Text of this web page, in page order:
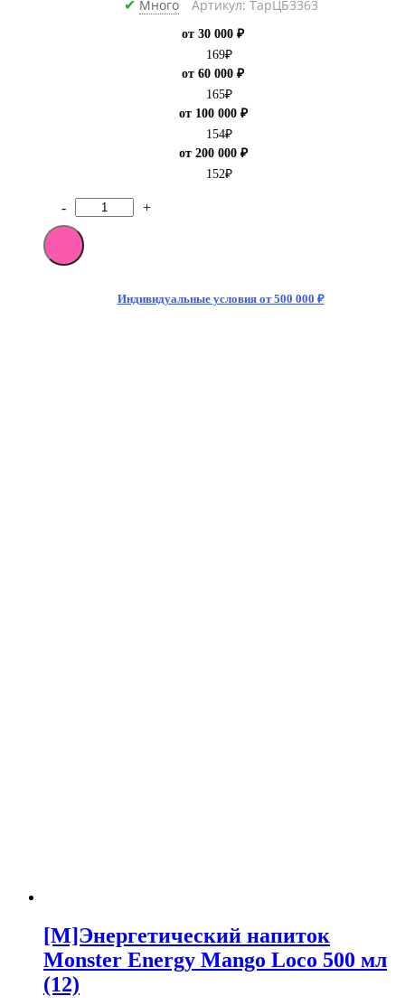
✔ Много Артикул: ТарЦБ3363
от 30 000 ₽
169₽
от 60 000 ₽
165₽
от 100 000 ₽
154₽
от 200 000 ₽
152₽
Количество
товара
[M]Энергетический
напиток
- +
Индивидуальные условия от 500 000 ₽
[M]Энергетический напиток
Monster Energy Mango Loco 500 мл
(12)